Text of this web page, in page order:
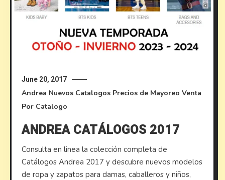
June 20, 2017
Andrea Nuevos Catalogos Precios de Mayoreo Venta
Por Catalogo
ANDREA CATÁLOGOS 2017
Consulta en linea la colección completa de
Catálogos Andrea 2017 y descubre nuevos modelos
de ropa y zapatos para damas, caballeros y niños,